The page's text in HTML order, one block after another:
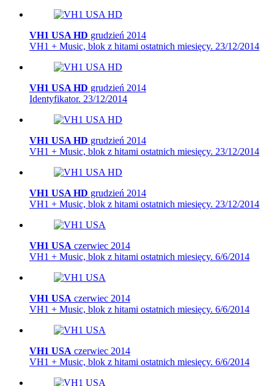
VH1 USA HD grudzień 2014
VH1 + Music, blok z hitami ostatnich miesięcy. 23/12/2014
VH1 USA HD grudzień 2014
Identyfikator. 23/12/2014
VH1 USA HD grudzień 2014
VH1 + Music, blok z hitami ostatnich miesięcy. 23/12/2014
VH1 USA HD grudzień 2014
VH1 + Music, blok z hitami ostatnich miesięcy. 23/12/2014
VH1 USA czerwiec 2014
VH1 + Music, blok z hitami ostatnich miesięcy. 6/6/2014
VH1 USA czerwiec 2014
VH1 + Music, blok z hitami ostatnich miesięcy. 6/6/2014
VH1 USA czerwiec 2014
VH1 + Music, blok z hitami ostatnich miesięcy. 6/6/2014